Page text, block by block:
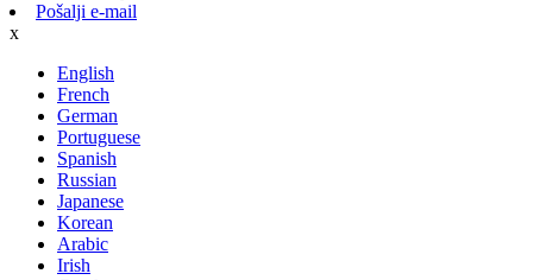
Pošalji e-mail
x
English
French
German
Portuguese
Spanish
Russian
Japanese
Korean
Arabic
Irish